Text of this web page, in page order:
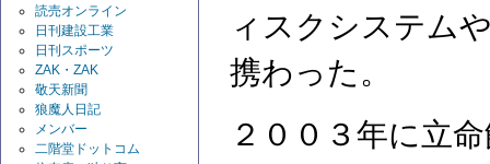
読売オンライン
日刊建設工業
日刊スポーツ
ZAK・ZAK
敬天新聞
狼魔人日記
メンバー
二階堂ドットコム
ィスクシステム
携わった。
２００３年に立